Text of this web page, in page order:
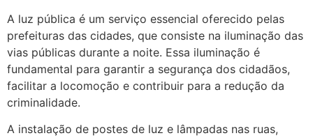
A luz pública é um serviço essencial oferecido pelas
prefeituras das cidades, que consiste na iluminação das
vias públicas durante a noite. Essa iluminação é
fundamental para garantir a segurança dos cidadãos,
facilitar a locomoção e contribuir para a redução da
criminalidade.
A instalação de postes de luz e lâmpadas nas ruas,